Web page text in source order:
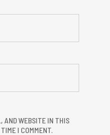
AND WEBSITE IN THIS
I COMMENT.